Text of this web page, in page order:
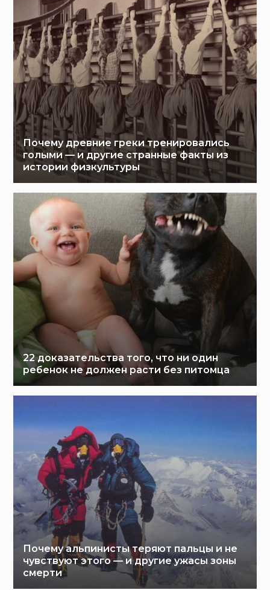
Почему древние греки тренировались
голыми — и другие странные факты из
истории физкультуры
22 доказательства того, что ни один
ребенок не должен расти без питомца
Почему альпинисты теряют пальцы и не
чувствуют этого — и другие ужасы зоны
смерти